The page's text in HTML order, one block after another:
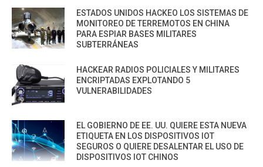
ESTADOS UNIDOS HACKEO LOS SISTEMAS DE
MONITOREO DE TERREMOTOS EN CHINA
PARA ESPIAR BASES MILITARES
SUBTERRÁNEAS
HACKEAR RADIOS POLICIALES Y MILITARES
ENCRIPTADAS EXPLOTANDO 5
VULNERABILIDADES
EL GOBIERNO DE EE. UU. QUIERE ESTA NUEVA
ETIQUETA EN LOS DISPOSITIVOS IOT
SEGUROS O QUIERE DESALENTAR EL USO DE
DISPOSITIVOS IOT CHINOS